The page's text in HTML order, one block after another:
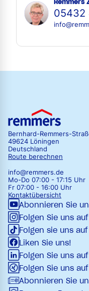
Remmers
05432
Bernhard-Remmers-
49624 Löningen
Deutschland
Route berechnen
info@remmers.de
Mo-Do 07:00 - 17:15 Uhr
Fr 07:00 - 16:00 Uhr
Kontaktübersicht
Abonnieren Sie
Folgen Sie uns
Folgen sie uns auf
Liken Sie uns!
Folgen Sie uns
Folgen Sie uns
Abonnieren Sie